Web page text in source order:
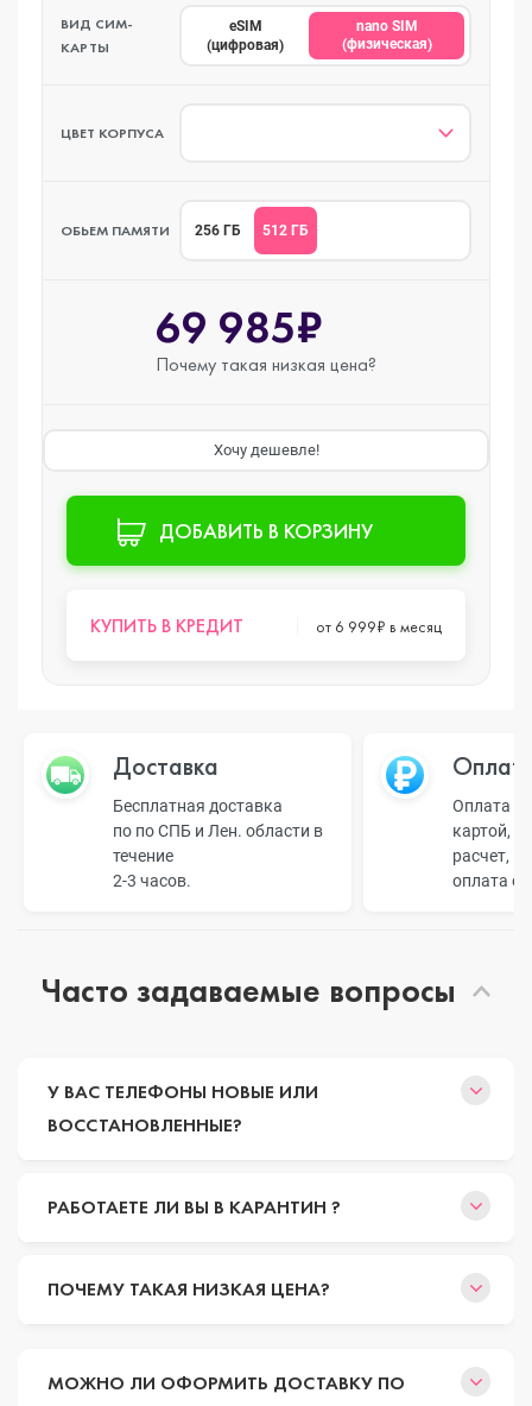
ВИД СИМ-
КАРТЫ
eSIM
(цифровая)
nano SIM
(физическая)
ЦВЕТ КОРПУСА
ОБЬЕМ ПАМЯТИ 256 ГБ 512 ГБ
69 985₽
Почему такая низкая цена?
Хочу дешевле!
ДОБАВИТЬ В КОРЗИНУ
КУПИТЬ В КРЕДИТ от 6 999₽ в месяц
Доставка
Бесплатная доставка
по по СПБ и Лен. области в
течение
2-3 часов.
Оплата
картой,
расчет,
оплата
Часто задаваемые вопросы
У ВАС ТЕЛЕФОНЫ НОВЫЕ ИЛИ
ВОССТАНОВЛЕННЫЕ?
РАБОТАЕТЕ ЛИ ВЫ В КАРАНТИН ?
ПОЧЕМУ ТАКАЯ НИЗКАЯ ЦЕНА?
МОЖНО ЛИ ОФОРМИТЬ ДОСТАВКУ ПО